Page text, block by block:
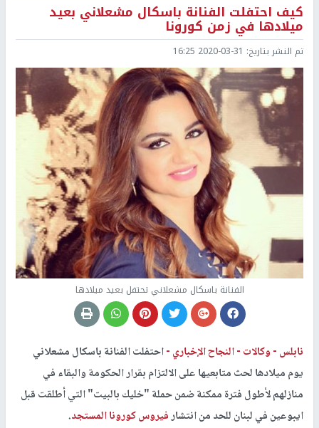
كيف احتفلت الفنانة باسكال مشعلاني بعيد
ميلادها في زمن كورونا
تم النشر بتاريخ: 2020-03-31 16:25
الفنانة باسكال مشعلاني تحتفل بعيد ميلادها
نابلس - وكالات -النجاح الإخباري -احتفلت الفنانة باسكال مشعلاني
يوم ميلادها لحث متابعيها على الالتزام بقرار الحكومة والبقاء في
منازلهم لأطول فترة ممكنة ضمن حملة "خليك بالبيت" التي أطلقت قبل
ايبوعين في لبنان للحد من انتشارفيروس كورونا المستجد.